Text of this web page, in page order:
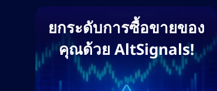
ยกระดับการซื้อขายของ
คุณด้วย AltSignals!